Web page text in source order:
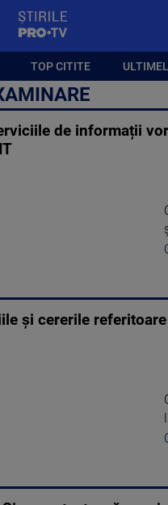
TOP CITITE
de informații
şi cererile